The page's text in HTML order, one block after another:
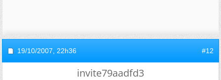
19/10/2007, 22h36 #12
invite79aadfd3